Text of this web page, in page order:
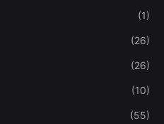
(1)
(26)
(26)
(10)
(55)